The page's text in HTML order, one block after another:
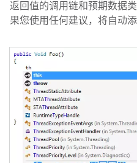
返回值的调用链和预期数据
果您使用任何建议，将自动